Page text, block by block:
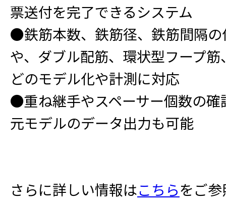
票送付を完了できるシステム
●鉄筋本数、鉄筋径、鉄筋間隔
や、ダブル配筋、環状型フープ
どのモデル化や計測に対応
●重ね継手やスペーサー個数の確
元モデルのデータ出力も可能
さらに詳しい情報はこちらをご